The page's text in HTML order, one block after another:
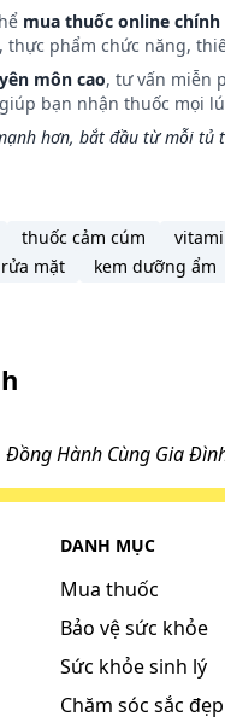
mua thuốc online chính
phẩm chức năng,
môn cao, tư vấn miễn
giúp bạn nhận thuốc mọi
hơn, bắt đầu từ mỗi tủ
thuốc cảm cúm
mặt kem dưỡng ẩm
Đồng Hành Cùng Gia
DANH MỤC
Mua thuốc
Bảo vệ sức khỏe
Sức khỏe sinh lý
Chăm sóc sắc đẹp